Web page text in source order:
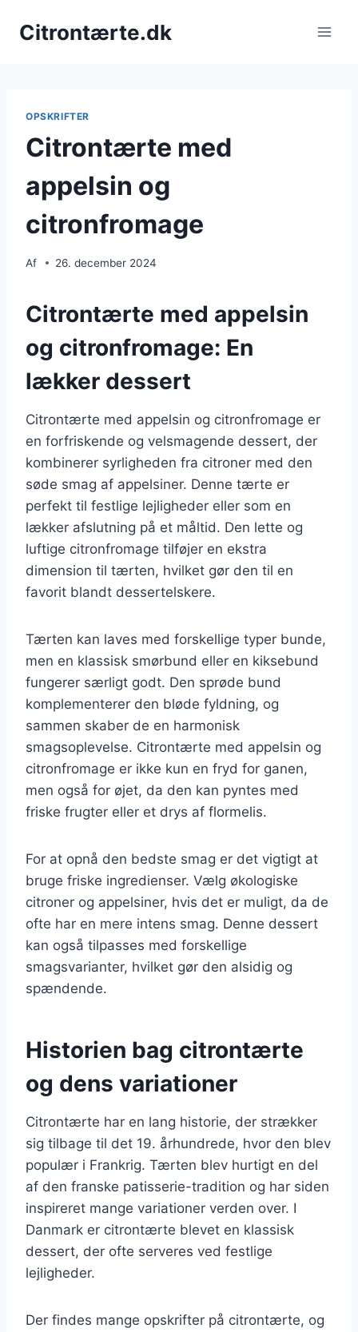
Citrontærte.dk
OPSKRIFTER
Citrontærte med
appelsin og
citronfromage
Af 26. december 2024
Citrontærte med appelsin
og citronfromage: En
lækker dessert
Citrontærte med appelsin og citronfromage er
en forfriskende og velsmagende dessert, der
kombinerer syrligheden fra citroner med den
søde smag af appelsiner. Denne tærte er
perfekt til festlige lejligheder eller som en
lækker afslutning på et måltid. Den lette og
luftige citronfromage tilføjer en ekstra
dimension til tærten, hvilket gør den til en
favorit blandt dessertelskere.
Tærten kan laves med forskellige typer bunde,
men en klassisk smørbund eller en kiksebund
fungerer særligt godt. Den sprøde bund
komplementerer den bløde fyldning, og
sammen skaber de en harmonisk
smagsoplevelse. Citrontærte med appelsin og
citronfromage er ikke kun en fryd for ganen,
men også for øjet, da den kan pyntes med
friske frugter eller et drys af flormelis.
For at opnå den bedste smag er det vigtigt at
bruge friske ingredienser. Vælg økologiske
citroner og appelsiner, hvis det er muligt, da de
ofte har en mere intens smag. Denne dessert
kan også tilpasses med forskellige
smagsvarianter, hvilket gør den alsidig og
spændende.
Historien bag citrontærte
og dens variationer
Citrontærte har en lang historie, der strækker
sig tilbage til det 19. århundrede, hvor den blev
populær i Frankrig. Tærten blev hurtigt en del
af den franske patisserie-tradition og har siden
inspireret mange variationer verden over. I
Danmark er citrontærte blevet en klassisk
dessert, der ofte serveres ved festlige
lejligheder.
Der findes mange opskrifter på citrontærte, og